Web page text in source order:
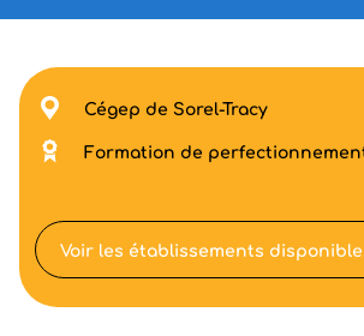
Cégep de Sorel-Tracy
Formation de
Voir les établissements